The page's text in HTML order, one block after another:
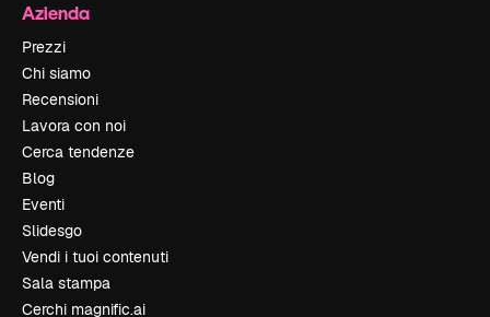
Azienda
Prezzi
Chi siamo
Recensioni
Lavora con noi
Cerca tendenze
Blog
Eventi
Slidesgo
Vendi i tuoi contenuti
Sala stampa
Cerchi magnific.ai